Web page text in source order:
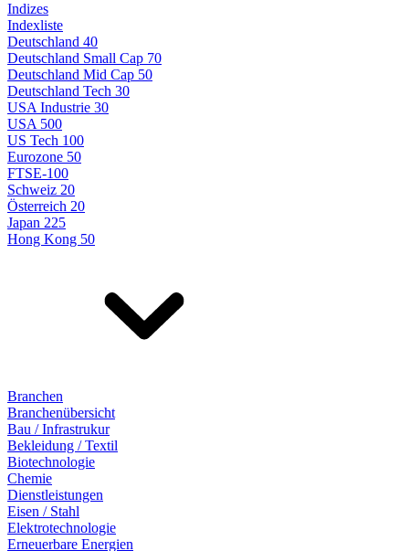
Indizes
Indexliste
Deutschland 40
Deutschland Small Cap 70
Deutschland Mid Cap 50
Deutschland Tech 30
USA Industrie 30
USA 500
US Tech 100
Eurozone 50
FTSE-100
Schweiz 20
Österreich 20
Japan 225
Hong Kong 50
Branchen
Branchenübersicht
Bau / Infrastrukur
Bekleidung / Textil
Biotechnologie
Chemie
Dienstleistungen
Eisen / Stahl
Elektrotechnologie
Erneuerbare Energien